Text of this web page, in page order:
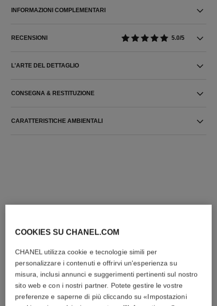
INFORMAZIONI COMPLEMENTARI
RECENSIONI 5.0/5
L'ARTE DEL DETTAGLIO
CONSEGNA & RESTITUZIONE
CARATTERISTICHE AMBIENTALI
COOKIES SU CHANEL.COM
CHANEL utilizza cookie e tecnologie simili per
personalizzare i contenuti e offrirvi un'esperienza su
misura, inclusi annunci e suggerimenti pertinenti sul nostro
sito web e con i nostri partner. Potete gestire le vostre
preferenze e saperne di più cliccando su «Impostazioni